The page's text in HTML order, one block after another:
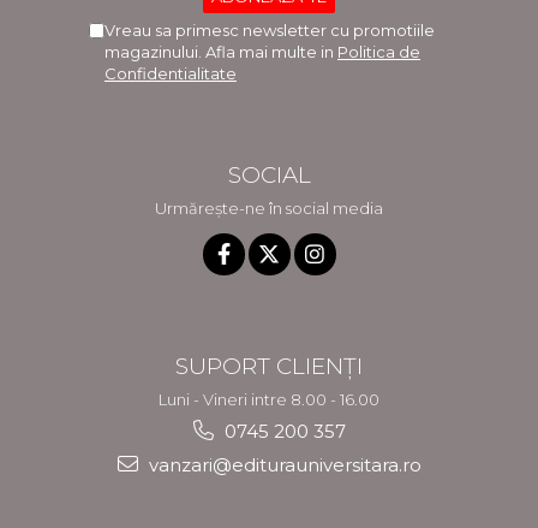
Vreau sa primesc newsletter cu promotiile
magazinului. Afla mai multe in Politica de
Confidentialitate
SOCIAL
Urmărește-ne în social media
SUPORT CLIENȚI
Luni - Vineri intre 8.00 - 16.00
0745 200 357
vanzari@editurauniversitara.ro